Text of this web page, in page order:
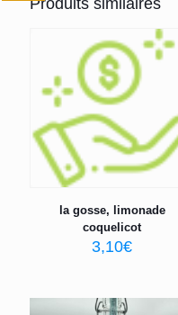
la gosse, limonade
coquelicot
3,10€